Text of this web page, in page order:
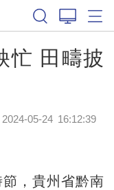
忙 田疇披
2024-05-24 16:12:39
，貴州省黔南